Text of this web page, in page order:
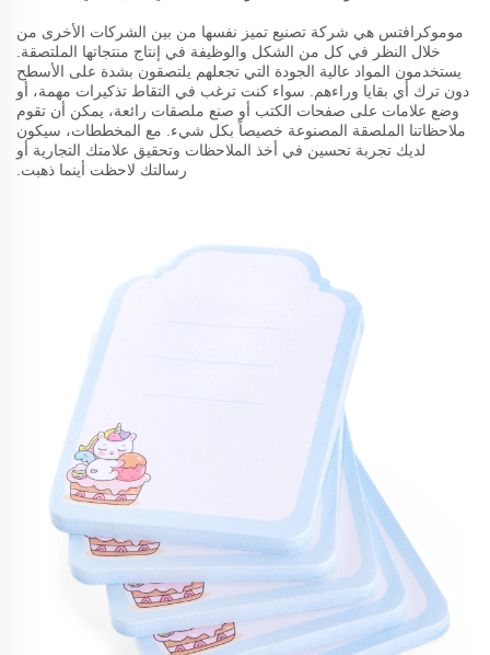
موموكرافتس هي شركة تصنيع تميز نفسها من بين الشركات الأخرى من
خلال النظر في كل من الشكل والوظيفة في إنتاج منتجاتها الملتصقة.
يستخدمون المواد عالية الجودة التي تجعلهم يلتصقون بشدة على الأسطح
دون ترك أي بقايا وراءهم. سواء كنت ترغب في التقاط تذكيرات مهمة، أو
وضع علامات على صفحات الكتب أو صنع ملصقات رائعة، يمكن أن تقوم
ملاحظاتنا الملصقة المصنوعة خصيصاً بكل شيء. مع المخططات، سيكون
لديك تجربة تحسين في أخذ الملاحظات وتحقيق علامتك التجارية أو
رسالتك لاحظت أينما ذهبت.